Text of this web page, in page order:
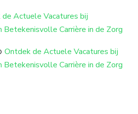
Actuele Vacatures bij
Betekenisvolle Carrière in de Zorg
Ontdek de Actuele Vacatures bij
Betekenisvolle Carrière in de Zorg